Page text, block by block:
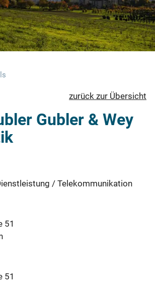
zurück zur Übersicht
Gubler & Wey
/ Telekommunikation
51
51